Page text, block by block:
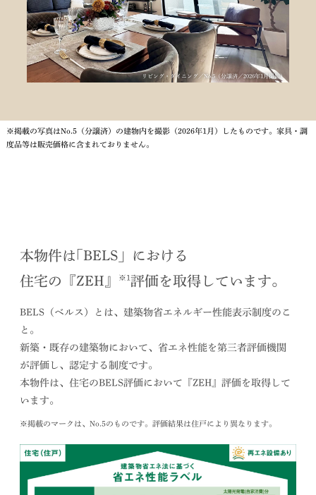
リビング・ダイニング／No.5（分譲済／2026年1月撮影）
※掲載の写真はNo.5（分譲済）の建物内を撮影（2026年1月）したものです。家具・調
度品等は販売価格に含まれておりません。
本物件は｢BELS」における
住宅の『ZEH』
※1評価を取得しています。
BELS（ベルス）とは、建築物省エネルギー性能表示制度のこ
と。
新築・既存の建築物において、省エネ性能を第三者評価機関
が評価し、認定する制度です。
本物件は、住宅のBELS評価において『ZEH』評価を取得して
います。
※掲載のマークは、No.5のものです。評価結果は住戸により異なります。